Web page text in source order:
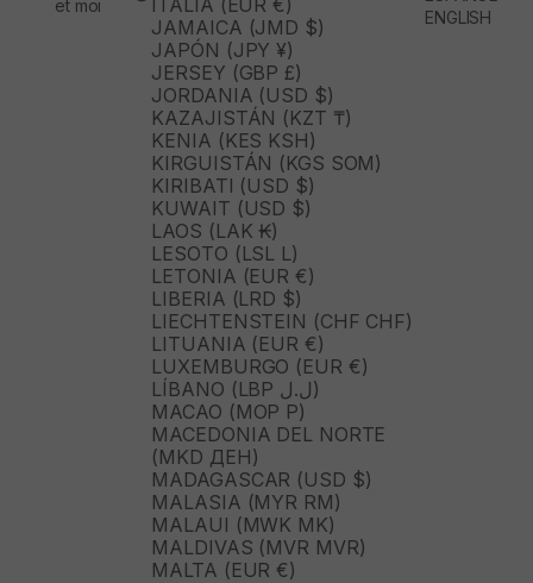
ITALIA (EUR €)
JAMAICA (JMD $)
JAPÓN (JPY ¥)
JERSEY (GBP £)
JORDANIA (USD $)
KAZAJISTÁN (KZT ₸)
KENIA (KES KSH)
KIRGUISTÁN (KGS SOM)
KIRIBATI (USD $)
KUWAIT (USD $)
LAOS (LAK ₭)
LESOTO (LSL L)
LETONIA (EUR €)
LIBERIA (LRD $)
LIECHTENSTEIN (CHF CHF)
LITUANIA (EUR €)
LUXEMBURGO (EUR €)
LÍBANO (LBP ل.ل)
MACAO (MOP P)
MACEDONIA DEL NORTE
(MKD ДЕН)
MADAGASCAR (USD $)
MALASIA (MYR RM)
MALAUI (MWK MK)
MALDIVAS (MVR MVR)
MALTA (EUR €)
ENGLISH
et moi